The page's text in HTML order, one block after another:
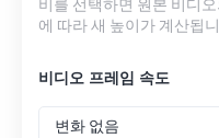
비를 선택하면 원본 비디
에 따라 새 높이가 계산됩
비디오 프레임 속도
변화 없음